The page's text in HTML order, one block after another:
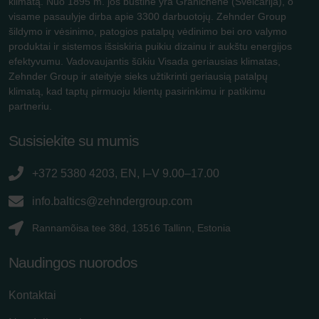
visame pasaulyje dirba apie 3300 darbuotojų. Zehnder Group
šildymo ir vėsinimo, patogios patalpų vėdinimo bei oro valymo
produktai ir sistemos išsiskiria puikiu dizainu ir aukštu energijos
efektyvumu. Vadovaujantis šūkiu Visada geriausias klimatas,
Zehnder Group ir ateityje sieks užtikrinti geriausią patalpų
klimatą, kad taptų pirmuoju klientų pasirinkimu ir patikimu
partneriu.
Susisiekite su mumis
+372 5380 4203, EN, I–V 9.00–17.00
info.baltics@zehndergroup.com
Rannamõisa tee 38d, 13516 Tallinn, Estonia
Naudingos nuorodos
Kontaktai